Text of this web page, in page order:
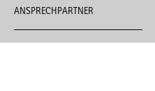
ANSPRECHPARTNER